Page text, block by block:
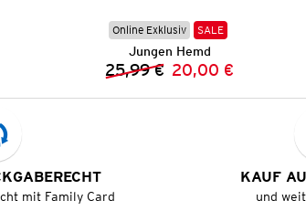
Online Exklusiv SALE
Jungen Hemd
Vorheriger Preis:
25,99 € Neuer Preis:
20,00 €
mit Family Card
KAUF
und